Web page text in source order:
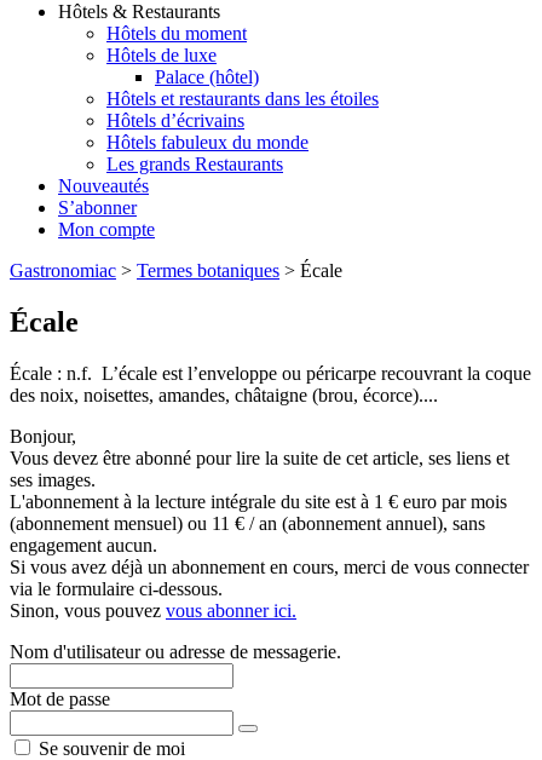
Hôtels & Restaurants
Hôtels du moment
Hôtels de luxe
Palace (hôtel)
Hôtels et restaurants dans les étoiles
Hôtels d’écrivains
Hôtels fabuleux du monde
Les grands Restaurants
Nouveautés
S’abonner
Mon compte
Gastronomiac > Termes botaniques > Écale
Écale
Écale : n.f. L’écale est l’enveloppe ou péricarpe recouvrant la coque
des noix, noisettes, amandes, châtaigne (brou, écorce)....
Bonjour,
Vous devez être abonné pour lire la suite de cet article, ses liens et
ses images.
L'abonnement à la lecture intégrale du site est à 1 € euro par mois
(abonnement mensuel) ou 11 € / an (abonnement annuel), sans
engagement aucun.
Si vous avez déjà un abonnement en cours, merci de vous connecter
via le formulaire ci-dessous.
Sinon, vous pouvez vous abonner ici.
Nom d'utilisateur ou adresse de messagerie.
Mot de passe
Se souvenir de moi